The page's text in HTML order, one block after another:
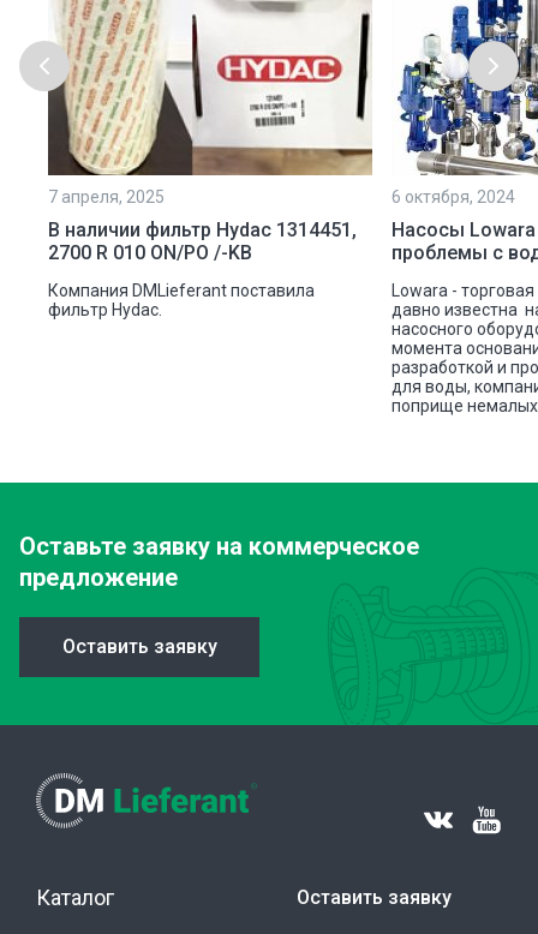
7 апреля, 2025
В наличии фильтр Hydac 1314451,
2700 R 010 ON/PO /-KB
Компания DMLieferant поставила
фильтр Hydac.
6 октября, 2024
Насосы
проблемы с
Lowara -
давно известна
насосного
момента
разработкой и
для воды,
поприще немалых
Оставьте заявку на коммерческое
предложение
Оставить заявку
Каталог Оставить заявку